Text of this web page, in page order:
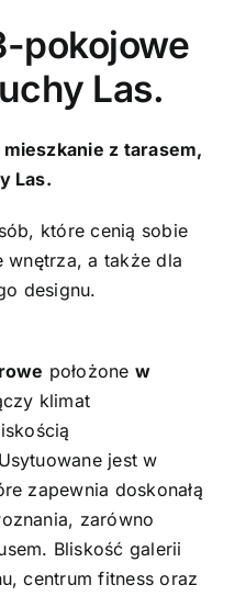
pokojowe
Las.
z tarasem,
Las.
które cenią sobie
wnętrza, a także dla
designu.
położone w
klimat
jest w
zapewnia doskonałą
zarówno
Bliskość galerii
centrum fitness oraz